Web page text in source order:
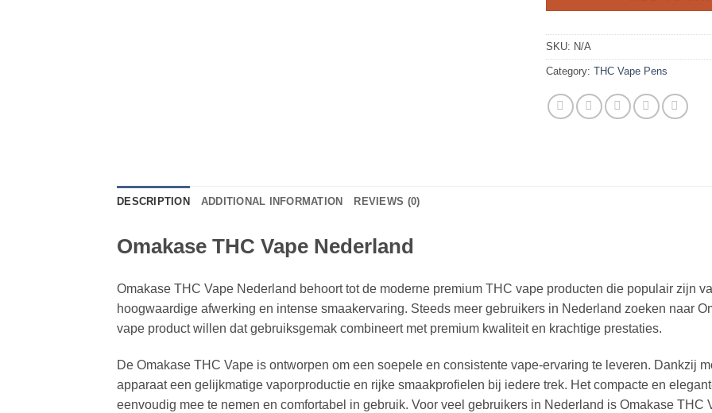
SKU: N/A
Category: THC Vape Pens
DESCRIPTION ADDITIONAL INFORMATION REVIEWS (0)
Omakase THC Vape Nederland
Omakase THC Vape Nederland behoort tot de moderne premium THC vape producten die populair zijn
hoogwaardige afwerking en intense smaakervaring. Steeds meer gebruikers in Nederland zoeken naar
vape product willen dat gebruiksgemak combineert met premium kwaliteit en krachtige prestaties.
De Omakase THC Vape is ontworpen om een soepele en consistente vape-ervaring te leveren. Dankzij
apparaat een gelijkmatige vaporproductie en rijke smaakprofielen bij iedere trek. Het compacte en
eenvoudig mee te nemen en comfortabel in gebruik. Voor veel gebruikers in Nederland is Omakase